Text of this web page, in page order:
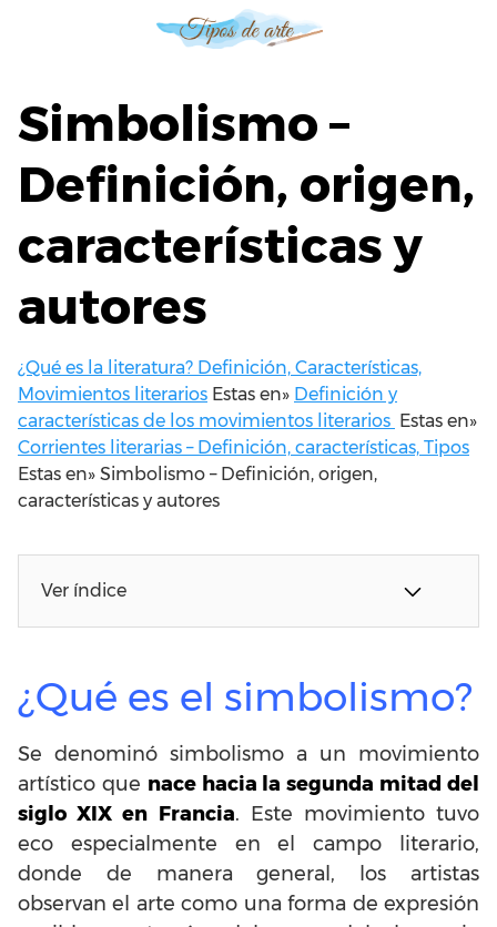
Simbolismo –
Definición, origen,
características y
autores
¿Qué es la literatura? Definición, Características,
Movimientos literarios Estas en» Definición y
características de los movimientos literarios Estas en»
Corrientes literarias – Definición, características, Tipos
Estas en» Simbolismo – Definición, origen,
características y autores
Ver índice
¿Qué es el simbolismo?
Se denominó simbolismo a un movimiento
artístico que nace hacia la segunda mitad del
siglo XIX en Francia. Este movimiento tuvo
eco especialmente en el campo literario,
donde de manera general, los artistas
observan el arte como una forma de expresión